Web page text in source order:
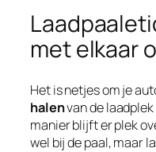
met elkaar
Het is netjes om je
halenvan de
manier blijft er plek
wel bij de paal, maar